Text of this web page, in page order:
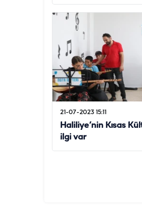
21-07-2023 15:11
Haliliye’nin Kısas
ilgi var